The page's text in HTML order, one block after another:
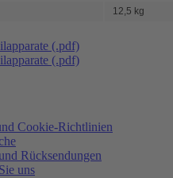
12,5 kg
(.pdf)
(.pdf)
Cookie-Richtlinien
Rücksendungen
uns